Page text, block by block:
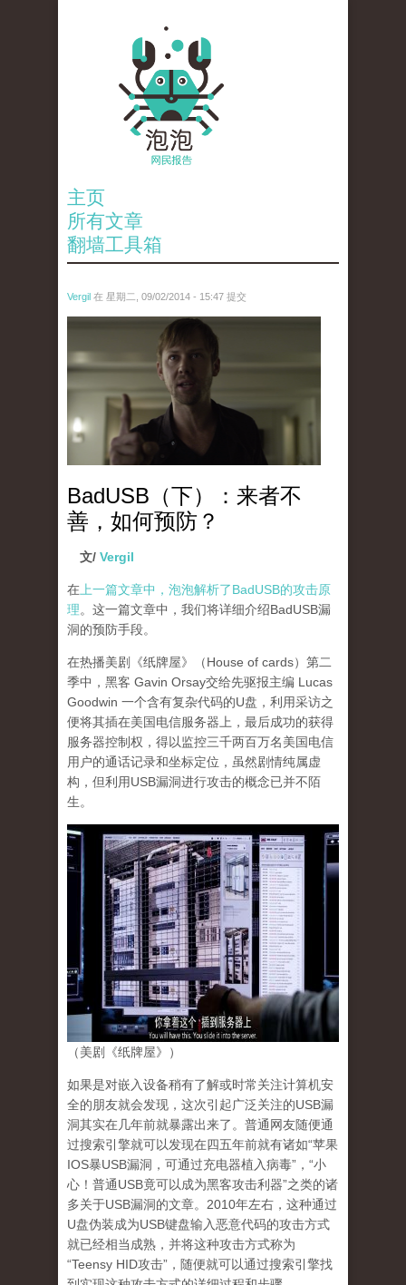
主页
所有文章
翻墙工具箱
Vergil 在 星期二, 09/02/2014 - 15:47 提交
图片来源：《纸牌屋》
BadUSB（下）：来者不
善，如何预防？
文/ Vergil
在 上一篇文章中，泡泡解析了BadUSB的攻击原
理。这一篇文章中，我们将详细介绍BadUSB漏
洞的预防手段。
在热播美剧《纸牌屋》（House of cards）第二
季中，黑客 Gavin Orsay交给先驱报主编 Lucas
Goodwin 一个含有复杂代码的U盘，利用采访之
便将其插在美国电信服务器上，最后成功的获得
服务器控制权，得以监控三千两百万名美国电信
用户的通话记录和坐标定位，虽然剧情纯属虚
构，但利用USB漏洞进行攻击的概念已并不陌
生。
（美剧《纸牌屋》）
如果是对嵌入设备稍有了解或时常关注计算机安
全的朋友就会发现，这次引起广泛关注的USB漏
洞其实在几年前就暴露出来了。普通网友随便通
过搜索引擎就可以发现在四五年前就有诸如“苹果
IOS暴USB漏洞，可通过充电器植入病毒”，“小
心！普通USB竟可以成为黑客攻击利器”之类的诸
多关于USB漏洞的文章。2010年左右，这种通过
U盘伪装成为USB键盘输入恶意代码的攻击方式
就已经相当成熟，并将这种攻击方式称为
“Teensy HID攻击”，随便就可以通过搜索引擎找